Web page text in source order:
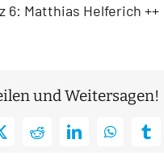
6: Matthias Helferich ++
und Weitersagen!
RedditLinkedInWhatsApp